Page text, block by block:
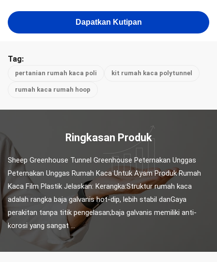
Dapatkan Kutipan
Tag:
pertanian rumah kaca poli kit rumah kaca polytunnel
rumah kaca rumah hoop
Ringkasan Produk
Sheep Greenhouse Tunnel Greenhouse Peternakan Unggas
Peternakan Unggas Rumah Kaca Untuk Ayam Produk Rumah
Kaca Film Plastik Jelaskan: Kerangka:Struktur rumah kaca
adalah rangka baja galvanis hot-dip, lebih stabil danGaya
perakitan tanpa titik pengelasan;baja galvanis memiliki anti-
korosi yang sangat ...